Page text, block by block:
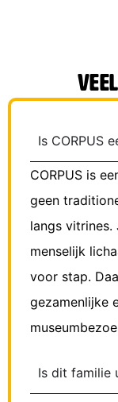
Is CORPUS
CORPUS is
geen
langs
menselijk
voor stap.
gezamenlijke
Is dit familie